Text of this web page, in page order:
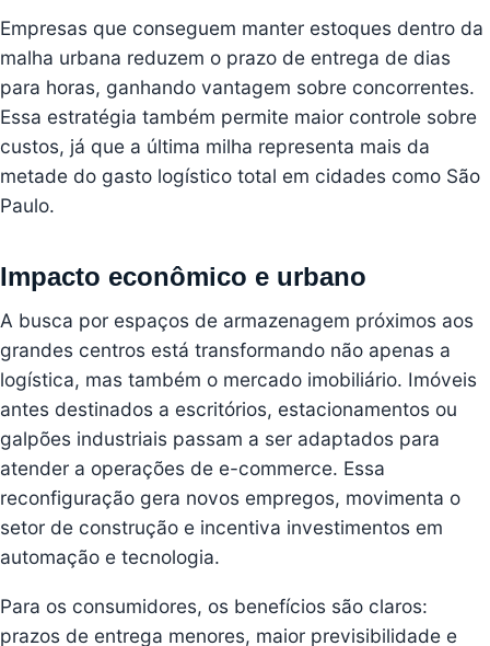
Empresas que conseguem manter estoques dentro da
malha urbana reduzem o prazo de entrega de dias
para horas, ganhando vantagem sobre concorrentes.
Essa estratégia também permite maior controle sobre
custos, já que a última milha representa mais da
metade do gasto logístico total em cidades como São
Paulo.
Impacto econômico e urbano
A busca por espaços de armazenagem próximos aos
grandes centros está transformando não apenas a
logística, mas também o mercado imobiliário. Imóveis
antes destinados a escritórios, estacionamentos ou
galpões industriais passam a ser adaptados para
atender a operações de e-commerce. Essa
reconfiguração gera novos empregos, movimenta o
setor de construção e incentiva investimentos em
automação e tecnologia.
Para os consumidores, os benefícios são claros:
prazos de entrega menores, maior previsibilidade e